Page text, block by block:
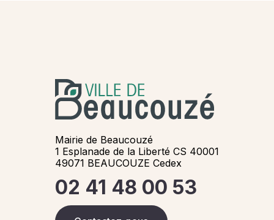
Mairie de Beaucouzé
1 Esplanade de la Liberté CS 40001
49071 BEAUCOUZE Cedex
02 41 48 00 53